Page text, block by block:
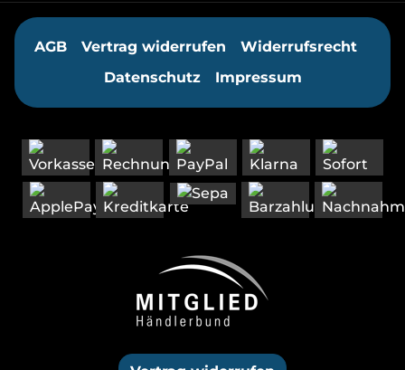
AGB Vertrag widerrufen
Widerrufsrecht
Datenschutz
Impressum